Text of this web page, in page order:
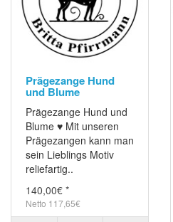
Prägezange Hund
und Blume
Prägezange Hund und
Blume ♥ Mit unseren
Prägezangen kann man
sein Lieblings Motiv
reliefartig..
140,00€ *
Netto 117,65€